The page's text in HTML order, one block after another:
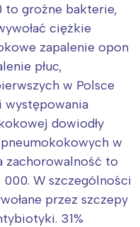
to groźne bakterie,
ciężkie
zapalenie opon
płuc,
w Polsce
występowania
dowiodły
w
zachorowalność to
000. W szczególności
przez szczepy
31%